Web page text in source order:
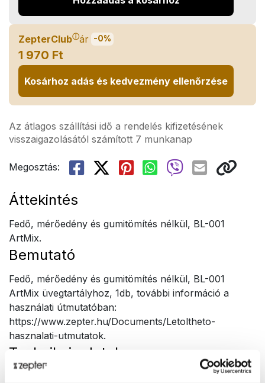
ZepterClubⓘár -0%
1 970 Ft
Kosárhoz adás és kedvezmény ellenőrzése
Az átlagos szállítási idő a rendelés kifizetésének
visszaigazolásától számított 7 munkanap
Megosztás:
Áttekintés
Fedő, mérőedény és gumitömítés nélkül, BL-001
ArtMix.
Bemutató
Fedő, mérőedény és gumitömítés nélkül, BL-001
ArtMix üvegtartályhoz, 1db, további információ a
használati útmutatóban:
https://www.zepter.hu/Documents/Letoltheto-
hasznalati-utmutatok.
Technikai adatok